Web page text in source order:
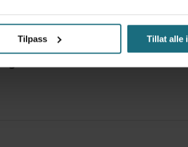
Tilpass Tillat alle